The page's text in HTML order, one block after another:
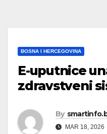
BOSNA I HERCEGOVINA
E-uputnice
zdravstveni
By
MAR 18, 2026